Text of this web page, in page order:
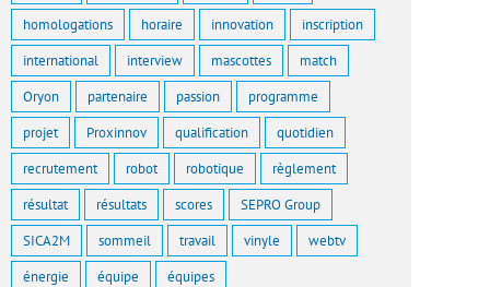
homologations horaire innovation inscription
international interview mascottes match
Oryon partenaire passion programme
projet Proxinnov qualification quotidien
recrutement robot robotique règlement
résultat résultats scores SEPRO Group
SICA2M sommeil travail vinyle webtv
énergie équipe équipes